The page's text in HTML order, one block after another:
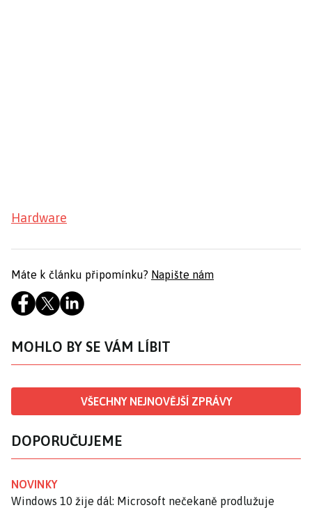
Hardware
Máte k článku připomínku? Napište nám
MOHLO BY SE VÁM LÍBIT
VŠECHNY NEJNOVĚJŠÍ ZPRÁVY
DOPORUČUJEME
NOVINKY
Windows 10 žije dál: Microsoft nečekaně prodlužuje